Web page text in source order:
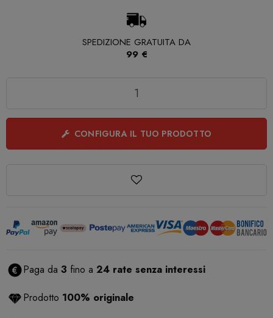
SPEDIZIONE GRATUITA DA
99 €
CONFIGURA IL TUO PRODOTTO
Paga da 3 fino a 24 rate senza interessi
Prodotto 100% originale